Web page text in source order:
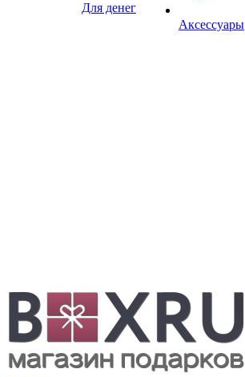
Для денег
Аксессуары